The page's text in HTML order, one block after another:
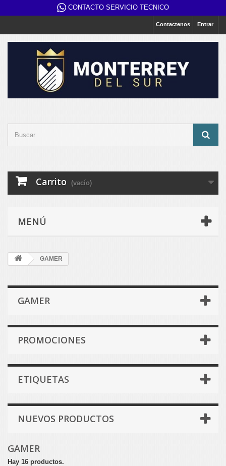
CONTACTO SERVICIO TECNICO
Entrar
Contactenos
Carrito (vacío)
MENÚ
GAMER
GAMER
PROMOCIONES
ETIQUETAS
NUEVOS PRODUCTOS
GAMER
Hay 16 productos.